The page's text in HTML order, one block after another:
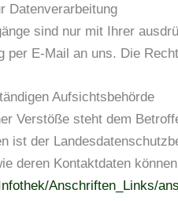
Datenverarbeitung
sind nur mit Ihrer
per E-Mail an uns. Die
Aufsichtsbehörde
Verstöße steht dem
ist der
deren Kontaktdaten
Anschriften_Links/